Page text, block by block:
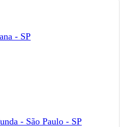
- SP
- São Paulo - SP